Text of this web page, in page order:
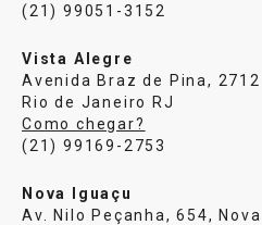
(21) 99051-3152
Vista Alegre
Avenida Braz de Pina, 2712
Rio de Janeiro RJ
Como chegar?
(21) 99169-2753
Nova Iguaçu
Av. Nilo Peçanha, 654, Nova